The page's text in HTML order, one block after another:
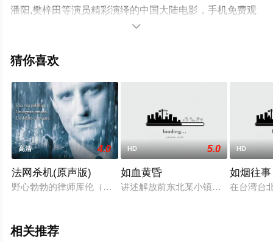
潘阳,樊梓田等演员精彩演绎的中国大陆电影，手机免费观
看高清未删减完整版电影大全就上星辰电影网，更多相关

猜你喜欢
高清 4.0
法网杀机(原声版)
野心勃勃的律师库伦（比尔普曼）即将成为联邦法官，却不智
HD 5.0
如血黄昏
讲述解放前东北某小镇里，黄公馆受
HD
如烟往事
在台湾台
相关推荐